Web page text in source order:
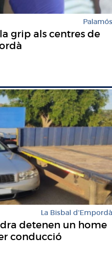
Palamós
grip als centres de
La Bisbal d'Empordà
detenen un home
conducció